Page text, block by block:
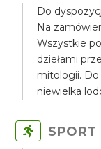
Do
Na
Wszystkie
dziełami
mitologii. Do
niewielka
SPORT